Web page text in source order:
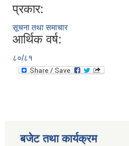
प्रकार:
सूचना तथा समाचार
आर्थिक वर्ष:
८०/८१
बजेट तथा कार्यक्रम